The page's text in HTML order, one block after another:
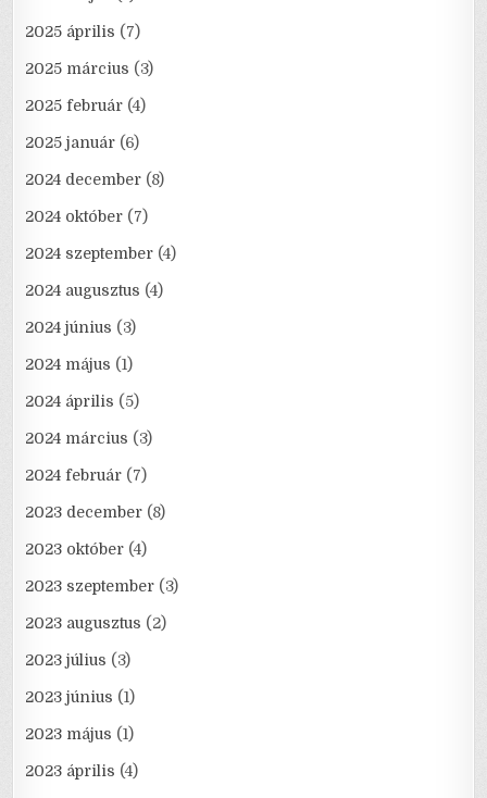
2025 április (7)
2025 március (3)
2025 február (4)
2025 január (6)
2024 december (8)
2024 október (7)
2024 szeptember (4)
2024 augusztus (4)
2024 június (3)
2024 május (1)
2024 április (5)
2024 március (3)
2024 február (7)
2023 december (8)
2023 október (4)
2023 szeptember (3)
2023 augusztus (2)
2023 július (3)
2023 június (1)
2023 május (1)
2023 április (4)